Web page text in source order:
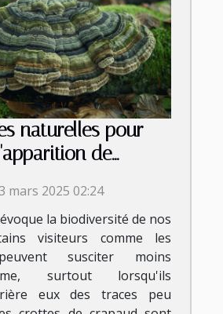
naturelles pour
de
mars 2025 02:24
la biodiversité de nos
visiteurs comme les
susciter moins
surtout lorsqu'ils
eux des traces peu